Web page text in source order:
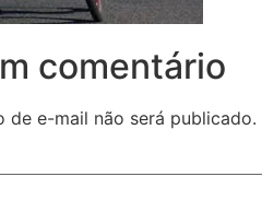
comentário
de e-mail não será publicado.